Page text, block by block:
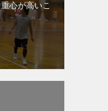
心が高いこ